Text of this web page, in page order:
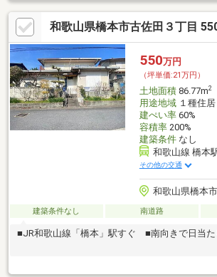
和歌山県橋本市古佐田３丁目
550万円
（坪単価:21万円）
土地面積86.77m2
用途地域１種住居
建ぺい率60%
容積率200%
建築条件なし
和歌山線 橋本
その他の交通
和歌山県橋本
建築条件なし 南道路
■JR和歌山線「橋本」駅すぐ ■南向きで日当た